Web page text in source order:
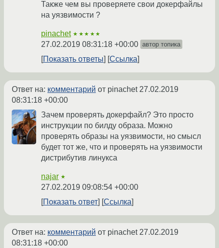
Также чем вы проверяете свои докерфайлы
на уязвимости ?
pinachet ★★★★★
27.02.2019 08:31:18 +00:00 автор топика
Показать ответы Ссылка
Ответ на: комментарий от pinachet27.02.2019
08:31:18 +00:00
Зачем проверять докерфайл? Это просто
инструкции по билду образа. Можно
проверять образы на уязвимости, но смысл
будет тот же, что и проверять на уязвимости
дистрибутив линукса
najar ★
27.02.2019 09:08:54 +00:00
Показать ответ
Ссылка
Ответ на: комментарий от pinachet27.02.2019
08:31:18 +00:00